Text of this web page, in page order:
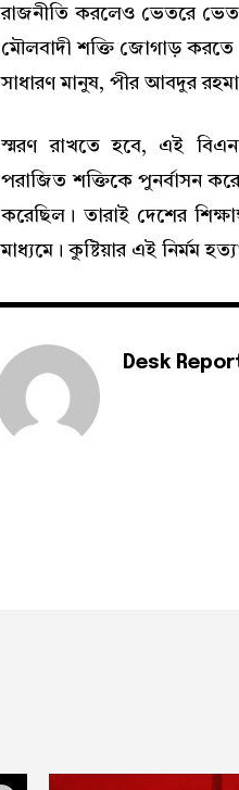
রাজনীতি করলেও ভেতরে
মৌলবাদী শক্তি জোগাড় করতে
সাধারণ মানুষ, পীর আবদুর
স্মরণ রাখতে হবে, এই
পরাজিত শক্তিকে পুনর্বাসন
করেছিল। তারাই দেশের
মাধ্যমে। কুষ্টিয়ার এই নির্মম
Desk